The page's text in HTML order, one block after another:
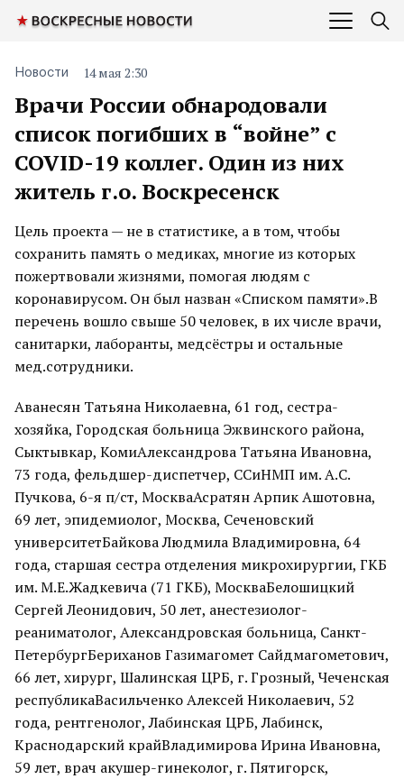
Врачи России обнародовали
список погибших в “войне” с
COVID-19 коллег. Один из них
житель г.о. Воскресенск
Новости 14 мая 2:30
Цель проекта — не в статистике, а в том, чтобы
сохранить память о медиках, многие из которых
пожертвовали жизнями, помогая людям с
коронавирусом. Он был назван «Списком памяти».В
перечень вошло свыше 50 человек, в их числе врачи,
санитарки, лаборанты, медсёстры и остальные
мед.сотрудники.
Аванесян Татьяна Николаевна, 61 год, сестра-
хозяйка, Городская больница Эжвинского района,
Сыктывкар, КомиАлександрова Татьяна Ивановна,
73 года, фельдшер-диспетчер, ССиНМП им. А.С.
Пучкова, 6-я п/ст, МоскваАсратян Арпик Ашотовна,
69 лет, эпидемиолог, Москва, Сеченовский
университетБайкова Людмила Владимировна, 64
года, старшая сестра отделения микрохирургии, ГКБ
им. М.Е.Жадкевича (71 ГКБ), МоскваБелошицкий
Сергей Леонидович, 50 лет, анестезиолог-
реаниматолог, Александровская больница, Санкт-
ПетербургБериханов Газимагомет Сайдмагометович,
66 лет, хирург, Шалинская ЦРБ, г. Грозный, Чеченская
республикаВасильченко Алексей Николаевич, 52
года, рентгенолог, Лабинская ЦРБ, Лабинск,
Краснодарский крайВладимирова Ирина Ивановна,
59 лет, врач акушер-гинеколог, г. Пятигорск,